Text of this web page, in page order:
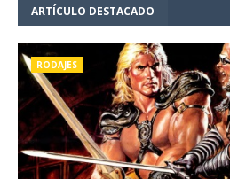
ARTÍCULO DESTACADO
RODAJES